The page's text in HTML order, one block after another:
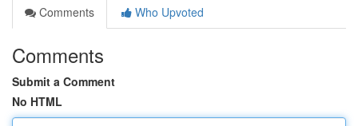
Comments
Who Upvoted
Comments
Submit a Comment
No HTML